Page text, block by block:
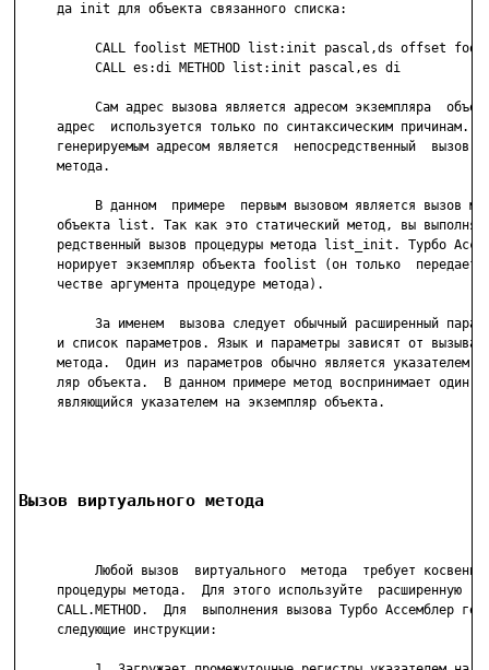
     да init для объекта связанного списка:
CALL foolist METHOD list:init pascal,ds offset
          CALL es:di METHOD list:init pascal,es di
Сам адрес вызова является адресом экземпляра
адрес  используется только по синтаксическим причинам.
генерируемым адресом является  непосредственный  вызов
     метода.
В данном  примере  первым вызовом является вызов
объекта list. Так как это статический метод, вы
редственный вызов процедуры метода list_init. Турбо
норирует экземпляр объекта foolist (он только
     честве аргумента процедуре метода).
За именем  вызова следует обычный расширенный
и список параметров. Язык и параметры зависят от
метода.  Один из параметров обычно является указателем
ляр объекта.  В данном примере метод воспринимает один
     являющийся указателем на экземпляр объекта.
Вызов виртуального метода
Любой вызов  виртуального  метода  требует
процедуры метода.  Для этого используйте  расширенную
CALL.METHOD.  Для  выполнения вызова Турбо Ассемблер
     следующие инструкции: